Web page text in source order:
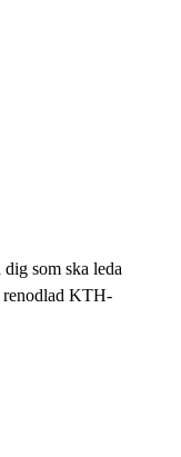
som ska leda
renodlad KTH-